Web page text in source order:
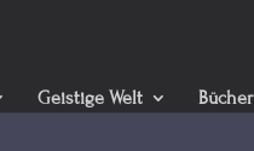
Geistige Welt Bücher